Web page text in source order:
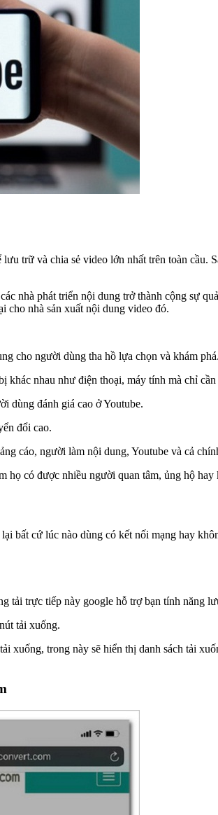
trữ và chia sẻ video lớn nhất trên toàn cầu.
nhà phát triển nội dung trở thành cộng sự
cho nhà sản xuất nội dung video đó.
cho người dùng tha hồ lựa chọn và khám phá.
nhau như điện thoại, máy tính mà chỉ
dùng đánh giá cao ở Youtube.
đổi cao.
cáo, người làm nội dung, Youtube và cả
họ có được nhiều người quan tâm, ủng hộ hay
bất cứ lúc nào dùng có kết nối mạng hay
tải trực tiếp này google hỗ trợ bạn tính năng
tải xuống.
xuống, trong này sẽ hiển thị danh sách tải